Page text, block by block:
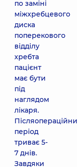
по заміні
міжхребцевого
диска
поперекового
відділу
хребта
пацієнт
має бути
під
наглядом
лікаря.
період
триває 5-
7 днів.
Завдяки